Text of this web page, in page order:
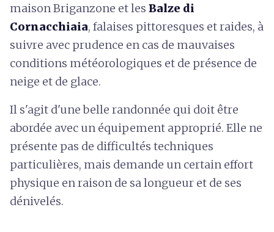
maison Briganzone et les Balze di
Cornacchiaia, falaises pittoresques et raides, à
suivre avec prudence en cas de mauvaises
conditions météorologiques et de présence de
neige et de glace.
Il s'agit d'une belle randonnée qui doit être
abordée avec un équipement approprié. Elle ne
présente pas de difficultés techniques
particulières, mais demande un certain effort
physique en raison de sa longueur et de ses
dénivelés.